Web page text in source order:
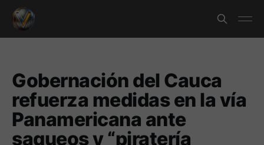
Gobernación del Cauca
refuerza medidas en la vía
Panamericana ante
saqueos y “piratería